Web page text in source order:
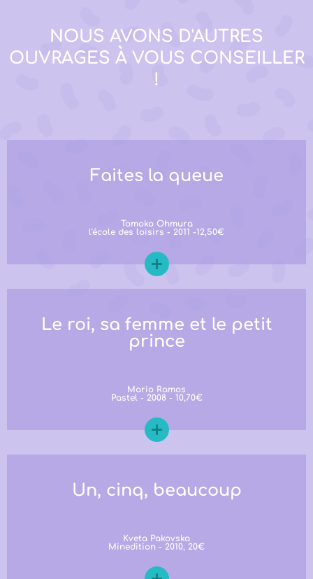
NOUS AVONS D'AUTRES
OUVRAGES À VOUS CONSEILLER
!
Faites la queue
Tomoko Ohmura
l'école des loisirs - 2011 -12,50€
Le roi, sa femme et le petit
prince
Mario Ramos
Pastel - 2008 - 10,70€
Un, cinq, beaucoup
Kveta Pakovska
Minedition - 2010, 20€